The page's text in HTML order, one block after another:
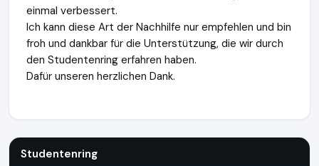
einmal verbessert.
Ich kann diese Art der Nachhilfe nur empfehlen und bin
froh und dankbar für die Unterstützung, die wir durch
den Studentenring erfahren haben.
Dafür unseren herzlichen Dank.
Studentenring